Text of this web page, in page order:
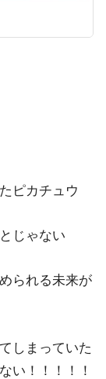
ピカチュウ
じゃない
られる未来が
しまっていた
い！！！！！